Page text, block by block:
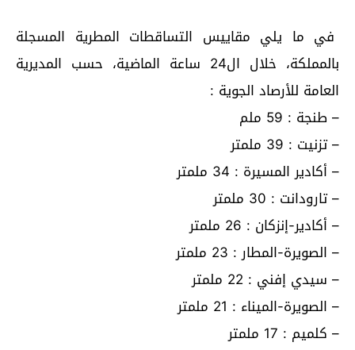
في ما يلي مقاييس التساقطات المطرية المسجلة
بالمملكة، خلال ال24 ساعة الماضية، حسب المديرية
العامة للأرصاد الجوية :
– طنجة : 59 ملم
– تزنيت : 39 ملمتر
– أكادير المسيرة : 34 ملمتر
– تارودانت : 30 ملمتر
– أكادير-إنزكان : 26 ملمتر
– الصويرة-المطار : 23 ملمتر
– سيدي إفني : 22 ملمتر
– الصويرة-الميناء : 21 ملمتر
– كلميم : 17 ملمتر